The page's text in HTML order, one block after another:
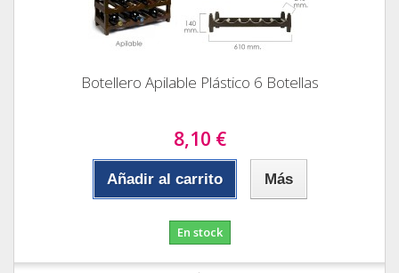
Botellero Apilable Plástico 6 Botellas
8,10 €
Añadir al carrito Más
En stock